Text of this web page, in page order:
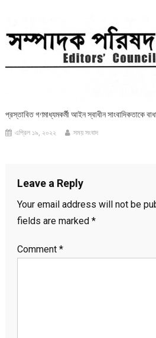
প্রস্তাবিত গণমাধ্যমকর্মী আইন স্বাধীন সাংবাদিকতাকে
এপ্রিল ১৯, ২০২২ সময় সংবাদ
Leave a Reply
Your email address will not be
fields are marked *
Comment *